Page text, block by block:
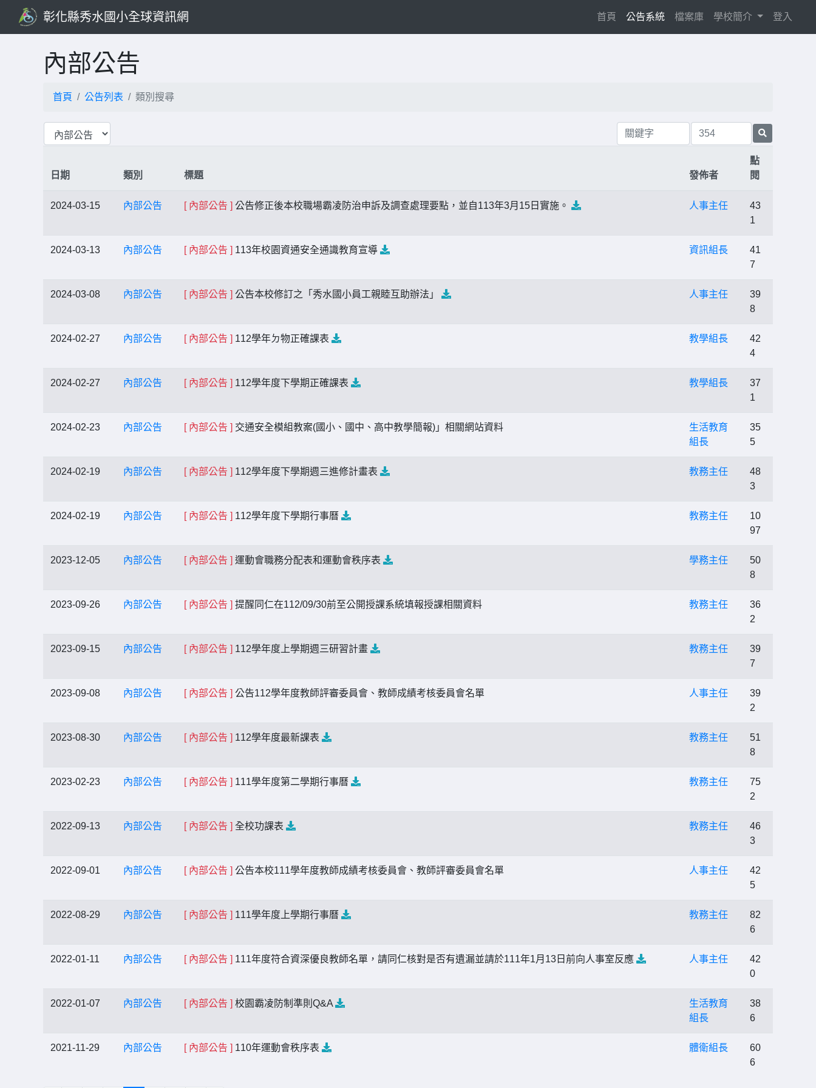
彰化縣秀水國小全球資訊網 首頁 (current)
公告系統 檔案庫 學校簡介 登入
內部公告
首頁 公告列表 類別搜尋
日期 類別 標題 發佈者
點
閱
2024-03-15 內部公告 [ 內部公告 ] 公告修正後本校職場霸凌防治申訴及調查處理要點，並自113年3月15日實施。 人事主任
43
1
2024-03-13 內部公告 [ 內部公告 ] 113年校園資通安全通識教育宣導 資訊組長
41
7
2024-03-08 內部公告 [ 內部公告 ] 公告本校修訂之「秀水國小員工親睦互助辦法」 人事主任
39
8
2024-02-27 內部公告 [ 內部公告 ] 112學年ㄉ物正確課表 教學組長
42
4
2024-02-27 內部公告 [ 內部公告 ] 112學年度下學期正確課表 教學組長
37
1
2024-02-23 內部公告 [ 內部公告 ] 交通安全模組教案(國小、國中、高中教學簡報)」相關網站資料
生活教育
組長
35
5
2024-02-19 內部公告 [ 內部公告 ] 112學年度下學期週三進修計畫表 教務主任
48
3
2024-02-19 內部公告 [ 內部公告 ] 112學年度下學期行事曆 教務主任
10
97
2023-12-05 內部公告 [ 內部公告 ] 運動會職務分配表和運動會秩序表 學務主任
50
8
2023-09-26 內部公告 [ 內部公告 ] 提醒同仁在112/09/30前至公開授課系統填報授課相關資料 教務主任
36
2
2023-09-15 內部公告 [ 內部公告 ] 112學年度上學期週三研習計畫 教務主任
39
7
2023-09-08 內部公告 [ 內部公告 ] 公告112學年度教師評審委員會、教師成績考核委員會名單 人事主任
39
2
2023-08-30 內部公告 [ 內部公告 ] 112學年度最新課表 教務主任
51
8
2023-02-23 內部公告 [ 內部公告 ] 111學年度第二學期行事曆 教務主任
75
2
2022-09-13 內部公告 [ 內部公告 ] 全校功課表 教務主任
46
3
2022-09-01 內部公告 [ 內部公告 ] 公告本校111學年度教師成績考核委員會、教師評審委員會名單 人事主任
42
5
2022-08-29 內部公告 [ 內部公告 ] 111學年度上學期行事曆 教務主任
82
6
2022-01-11 內部公告 [ 內部公告 ] 111年度符合資深優良教師名單，請同仁核對是否有遺漏並請於111年1月13日前向人事室反應 人事主任
42
0
2022-01-07 內部公告 [ 內部公告 ] 校園霸凌防制準則Q&A
生活教育
組長
38
6
2021-11-29 內部公告 [ 內部公告 ] 110年運動會秩序表 體衛組長
60
6